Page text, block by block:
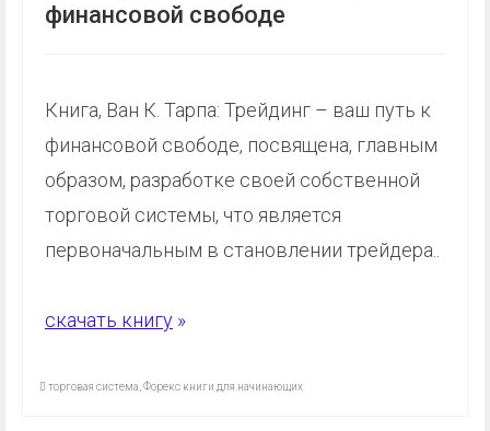
финансовой свободе
Книга, Ван К. Тарпа: Трейдинг – ваш путь к
финансовой свободе, посвящена, главным
образом, разработке своей собственной
торговой системы, что является
первоначальным в становлении трейдера..
скачать книгу »
торговая система Форекс книги для начинающих